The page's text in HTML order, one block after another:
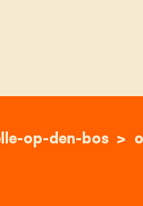
home
op-den-bos
edward de